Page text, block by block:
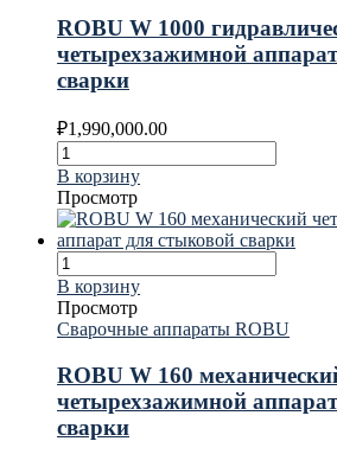
ROBU W 1000
четырехзажимной
сварки
₽1,990,000.00
В корзину
Просмотр
В корзину
Просмотр
Сварочные аппараты ROBU
ROBU W 160
четырехзажимной
сварки